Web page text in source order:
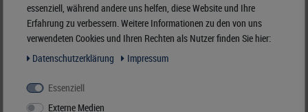
statt 30,00 Fr.
18,00 Fr.*
essenziell, während andere uns helfen, diese Website und Ihre
Erfahrung zu verbessern. Weitere Informationen zu den von uns
verwendeten Cookies und Ihren Rechten als Nutzer finden Sie hier:
Daten­schutz­erklärung
Impressum
Essenziell
Externe Medien